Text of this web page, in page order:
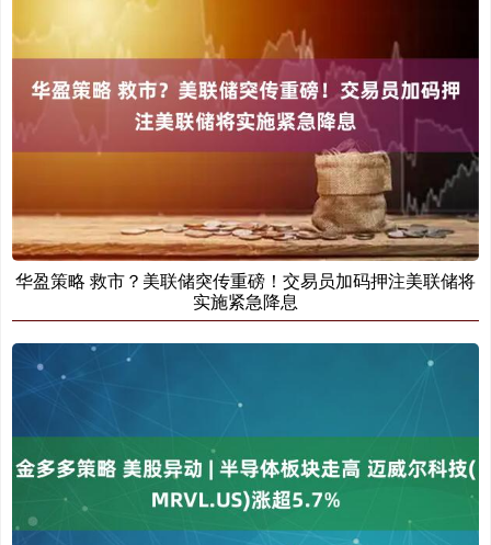
华盈策略 救市？美联储突传重磅！交易员加码押注美联储将
实施紧急降息